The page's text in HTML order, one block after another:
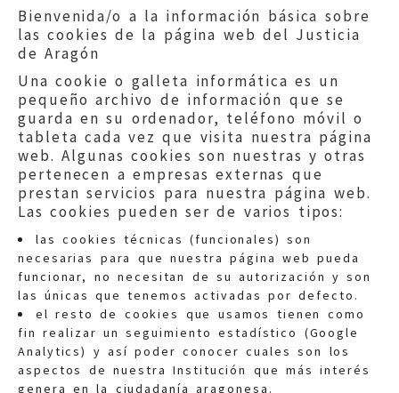
Bienvenida/o a la información básica sobre
las cookies de la página web del Justicia
de Aragón
Una cookie o galleta informática es un
pequeño archivo de información que se
guarda en su ordenador, teléfono móvil o
tableta cada vez que visita nuestra página
web. Algunas cookies son nuestras y otras
pertenecen a empresas externas que
prestan servicios para nuestra página web.
Las cookies pueden ser de varios tipos:
las cookies técnicas (funcionales) son
necesarias para que nuestra página web pueda
funcionar, no necesitan de su autorización y son
las únicas que tenemos activadas por defecto.
el resto de cookies que usamos tienen como
fin realizar un seguimiento estadístico (Google
Analytics) y así poder conocer cuales son los
aspectos de nuestra Institución que más interés
genera en la ciudadanía aragonesa.
Quejas:quejas@eljusticiadearagon.es
Información general:
informacion@eljusticiadearagon.es